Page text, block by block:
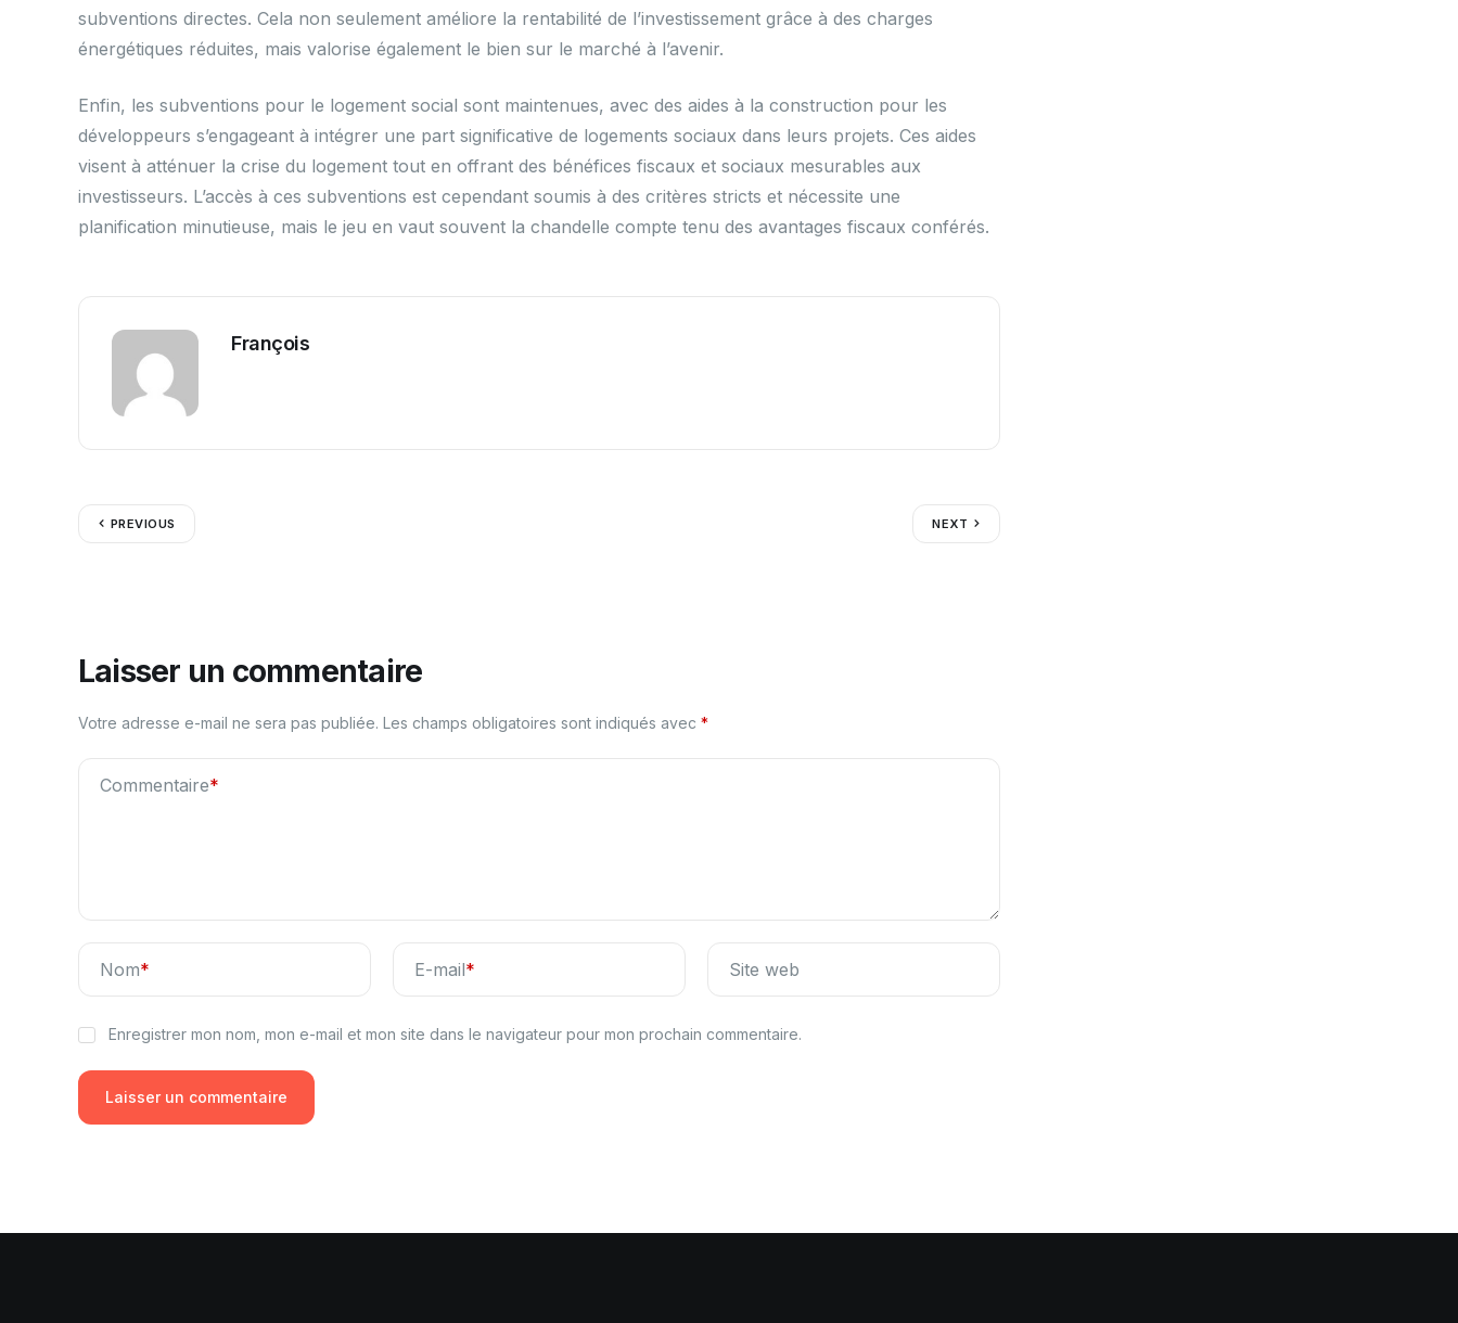
subventions directes. Cela non seulement améliore la rentabilité de l’investissement grâce à des charges
énergétiques réduites, mais valorise également le bien sur le marché à l’avenir.
Enfin, les subventions pour le logement social sont maintenues, avec des aides à la construction pour les
développeurs s’engageant à intégrer une part significative de logements sociaux dans leurs projets. Ces aides
visent à atténuer la crise du logement tout en offrant des bénéfices fiscaux et sociaux mesurables aux
investisseurs. L’accès à ces subventions est cependant soumis à des critères stricts et nécessite une
planification minutieuse, mais le jeu en vaut souvent la chandelle compte tenu des avantages fiscaux conférés.
François
PREVIOUS NEXT
Laisser un commentaire
Votre adresse e-mail ne sera pas publiée. Les champs obligatoires sont indiqués avec *
Commentaire*
Nom* E-mail* Site web
Enregistrer mon nom, mon e-mail et mon site dans le navigateur pour mon prochain commentaire.